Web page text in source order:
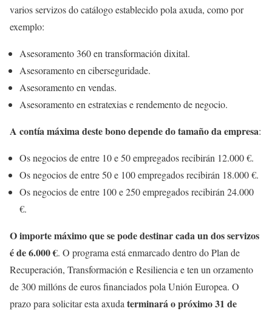
varios servizos do catálogo establecido pola axuda, como por
exemplo:
Asesoramento 360 en transformación dixital.
Asesoramento en ciberseguridade.
Asesoramento en vendas.
Asesoramento en estratexias e rendemento de negocio.
A contía máxima deste bono depende do tamaño da empresa:
Os negocios de entre 10 e 50 empregados recibirán 12.000 €.
Os negocios de entre 50 e 100 empregados recibirán 18.000 €.
Os negocios de entre 100 e 250 empregados recibirán 24.000
€.
O importe máximo que se pode destinar cada un dos servizos
é de 6.000 €. O programa está enmarcado dentro do Plan de
Recuperación, Transformación e Resiliencia e ten un orzamento
de 300 millóns de euros financiados pola Unión Europea. O
prazo para solicitar esta axuda terminará o próximo 31 de